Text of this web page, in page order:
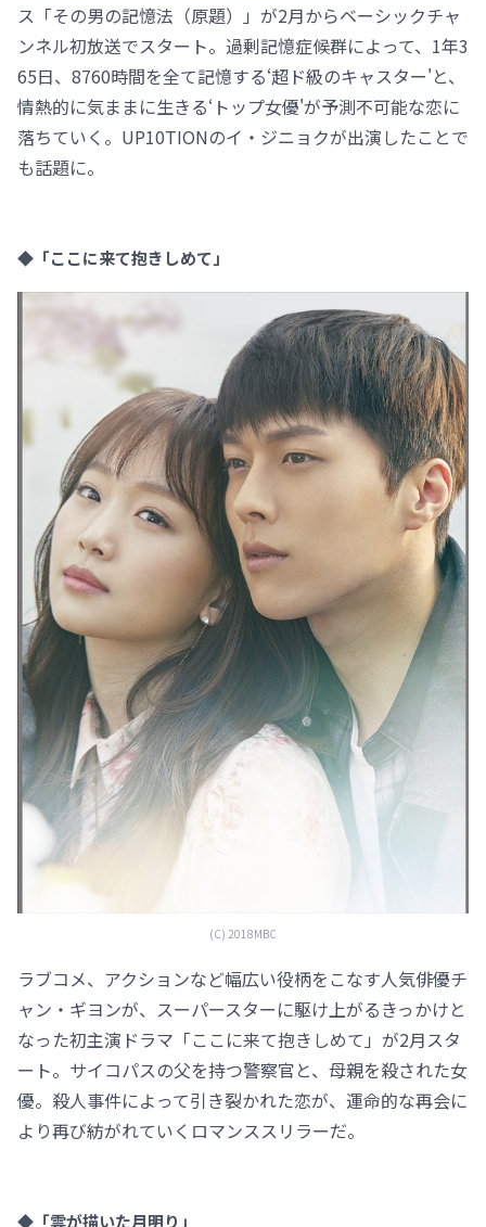
ス「その男の記憶法（原題）」が2月からベーシックチャ
ンネル初放送でスタート。過剰記憶症候群によって、1年3
65日、8760時間を全て記憶する‘超ド級のキャスター'と、
情熱的に気ままに生きる‘トップ女優'が予測不可能な恋に
落ちていく。UP10TIONのイ・ジニョクが出演したことで
も話題に。
◆「ここに来て抱きしめて」
(C) 2018MBC
ラブコメ、アクションなど幅広い役柄をこなす人気俳優チ
ャン・ギヨンが、スーパースターに駆け上がるきっかけと
なった初主演ドラマ「ここに来て抱きしめて」が2月スタ
ート。サイコパスの父を持つ警察官と、母親を殺された女
優。殺人事件によって引き裂かれた恋が、運命的な再会に
より再び紡がれていくロマンススリラーだ。
◆「雲が描いた月明り」